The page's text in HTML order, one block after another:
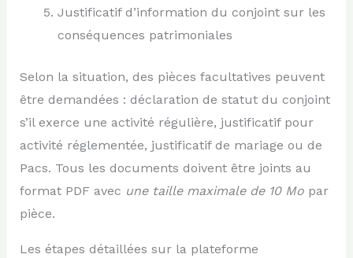
Justificatif d’information du conjoint sur les
conséquences patrimoniales
Selon la situation, des pièces facultatives peuvent
être demandées : déclaration de statut du conjoint
s’il exerce une activité régulière, justificatif pour
activité réglementée, justificatif de mariage ou de
Pacs. Tous les documents doivent être joints au
format PDF avec une taille maximale de 10 Mopar
pièce.
Les étapes détaillées sur la plateforme